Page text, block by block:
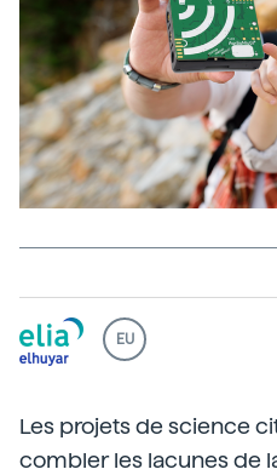
EU
Les projets de science
combler les lacunes de